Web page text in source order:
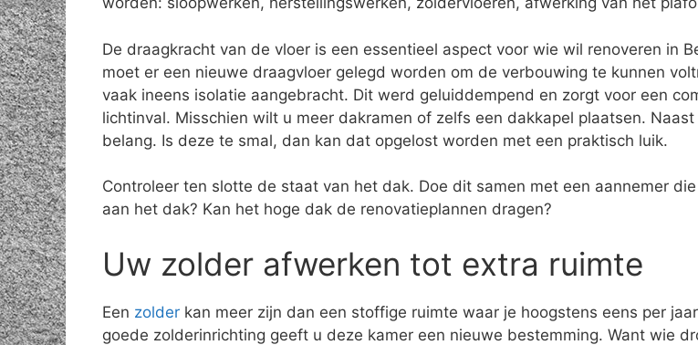
De draagkracht van de vloer is een essentieel aspect voor wie wil renoveren in
moet er een nieuwe draagvloer gelegd worden om de verbouwing te kunnen
vaak ineens isolatie aangebracht. Dit werd geluiddempend en zorgt voor een
lichtinval. Misschien wilt u meer dakramen of zelfs een dakkapel plaatsen.
belang. Is deze te smal, dan kan dat opgelost worden met een praktisch luik.
Controleer ten slotte de staat van het dak. Doe dit samen met een aannemer
aan het dak? Kan het hoge dak de renovatieplannen dragen?
Uw zolder afwerken tot extra ruimte
Een zolder kan meer zijn dan een stoffige ruimte waar je hoogstens eens per
goede zolderinrichting geeft u deze kamer een nieuwe bestemming. Want wie